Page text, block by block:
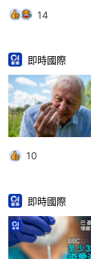
14
即時國際
10
即時國際